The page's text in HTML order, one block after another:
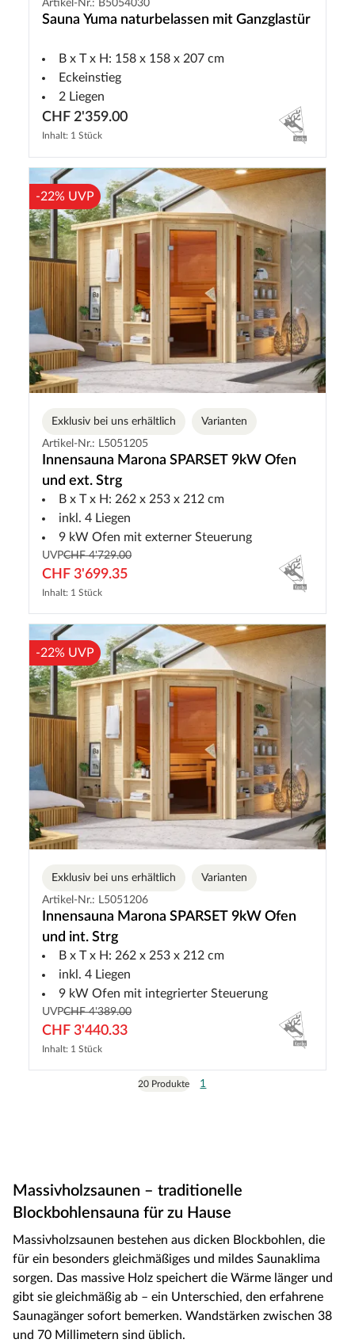
Artikel-Nr.: B5054030
Sauna Yuma naturbelassen mit Ganzglastür
B x T x H: 158 x 158 x 207 cm
Eckeinstieg
2 Liegen
CHF 2'359.00
Inhalt: 1 Stück
-22% UVP
Exklusiv bei uns erhältlich
Varianten
Artikel-Nr.: L5051205
Innensauna Marona SPARSET 9kW Ofen
und ext. Strg
B x T x H: 262 x 253 x 212 cm
inkl. 4 Liegen
9 kW Ofen mit externer Steuerung
UVPCHF 4'729.00
CHF 3'699.35
Inhalt: 1 Stück
-22% UVP
Exklusiv bei uns erhältlich
Varianten
Artikel-Nr.: L5051206
Innensauna Marona SPARSET 9kW Ofen
und int. Strg
B x T x H: 262 x 253 x 212 cm
inkl. 4 Liegen
9 kW Ofen mit integrierter Steuerung
UVPCHF 4'389.00
CHF 3'440.33
Inhalt: 1 Stück
20 Produkte 1
Massivholzsaunen – traditionelle
Blockbohlensauna für zu Hause
Massivholzsaunen bestehen aus dicken Blockbohlen, die
für ein besonders gleichmäßiges und mildes Saunaklima
sorgen. Das massive Holz speichert die Wärme länger und
gibt sie gleichmäßig ab – ein Unterschied, den erfahrene
Saunagänger sofort bemerken. Wandstärken zwischen 38
und 70 Millimetern sind üblich.